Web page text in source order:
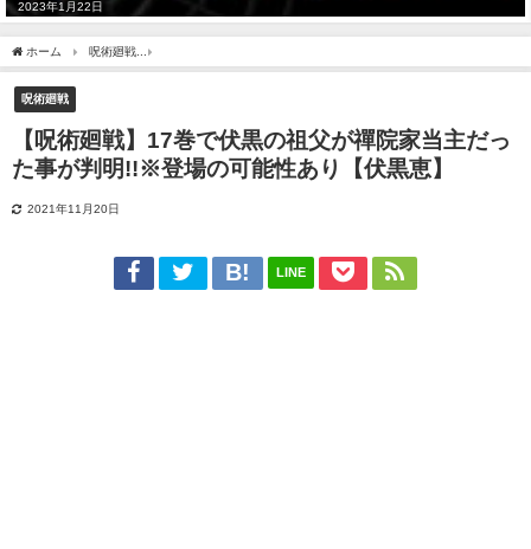
2023年1月22日
ホーム 呪術廻戦
呪術廻戦
【呪術廻戦】17巻で伏黒の祖父が禪院家当主だっ
た事が判明!!※登場の可能性あり【伏黒恵】
2021年11月20日
LINE